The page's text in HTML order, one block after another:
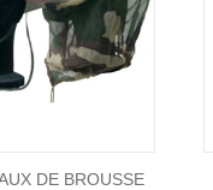
DE BROUSSE